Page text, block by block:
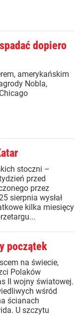
dopiero
amerykańskim
Nobla,
stoczni –
przed
przez
sierpnia wysłał
kilka miesięcy
początek
na świecie,
Polaków
II wojny światowej.
wśród
ścianach
U szczytu